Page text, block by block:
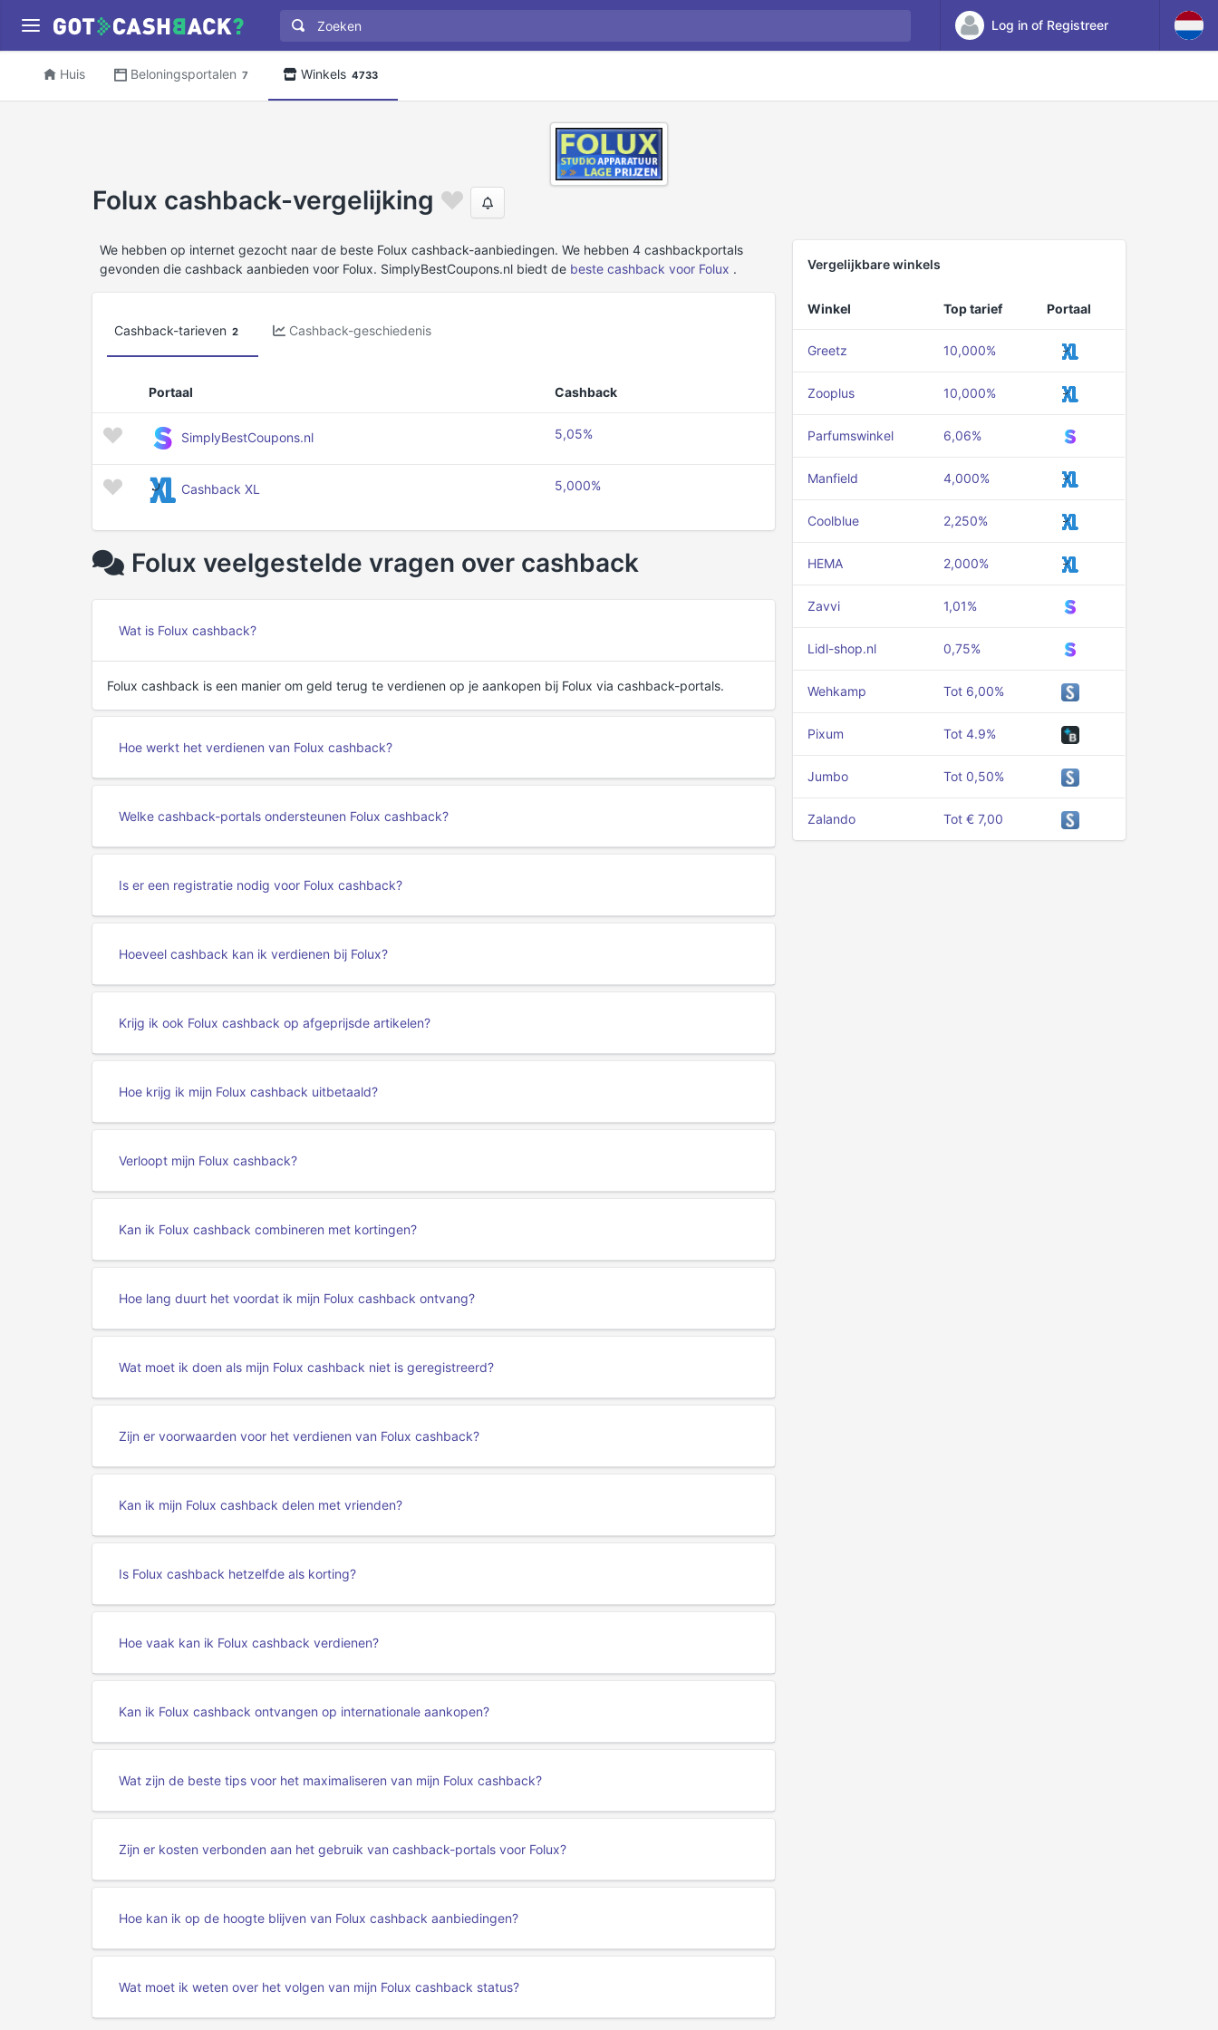
Log in of Registreer
Huis Beloningsportalen 7 Winkels 4733
Folux cashback-vergelijking
We hebben op internet gezocht naar de beste Folux cashback-aanbiedingen. We hebben 4 cashbackportals
gevonden die cashback aanbieden voor Folux. SimplyBestCoupons.nl biedt de beste cashback voor Folux .
Cashback-tarieven 2 Cashback-geschiedenis
Portaal Cashback
SimplyBestCoupons.nl 5,05%
Cashback XL 5,000%
Folux veelgestelde vragen over cashback
Wat is Folux cashback?
Folux cashback is een manier om geld terug te verdienen op je aankopen bij Folux via cashback-portals.
Hoe werkt het verdienen van Folux cashback?
Welke cashback-portals ondersteunen Folux cashback?
Is er een registratie nodig voor Folux cashback?
Hoeveel cashback kan ik verdienen bij Folux?
Krijg ik ook Folux cashback op afgeprijsde artikelen?
Hoe krijg ik mijn Folux cashback uitbetaald?
Verloopt mijn Folux cashback?
Kan ik Folux cashback combineren met kortingen?
Hoe lang duurt het voordat ik mijn Folux cashback ontvang?
Wat moet ik doen als mijn Folux cashback niet is geregistreerd?
Zijn er voorwaarden voor het verdienen van Folux cashback?
Kan ik mijn Folux cashback delen met vrienden?
Is Folux cashback hetzelfde als korting?
Hoe vaak kan ik Folux cashback verdienen?
Kan ik Folux cashback ontvangen op internationale aankopen?
Wat zijn de beste tips voor het maximaliseren van mijn Folux cashback?
Zijn er kosten verbonden aan het gebruik van cashback-portals voor Folux?
Hoe kan ik op de hoogte blijven van Folux cashback aanbiedingen?
Wat moet ik weten over het volgen van mijn Folux cashback status?
Vergelijkbare winkels
Winkel Top tarief Portaal
Greetz 10,000%
Zooplus 10,000%
Parfumswinkel 6,06%
Manfield 4,000%
Coolblue 2,250%
HEMA 2,000%
Zavvi 1,01%
Lidl-shop.nl 0,75%
Wehkamp Tot 6,00%
Pixum Tot 4.9%
Jumbo Tot 0,50%
Zalando Tot € 7,00